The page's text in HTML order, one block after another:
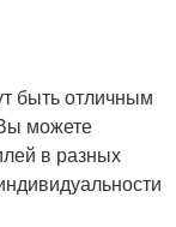
быть отличным
можете
в разных